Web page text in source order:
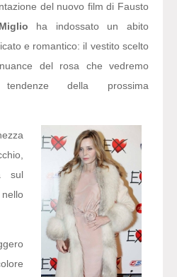
del nuovo film di Fausto
ha indossato un abito
e romantico: il vestito scelto
del rosa che vedremo
della prossima
sul